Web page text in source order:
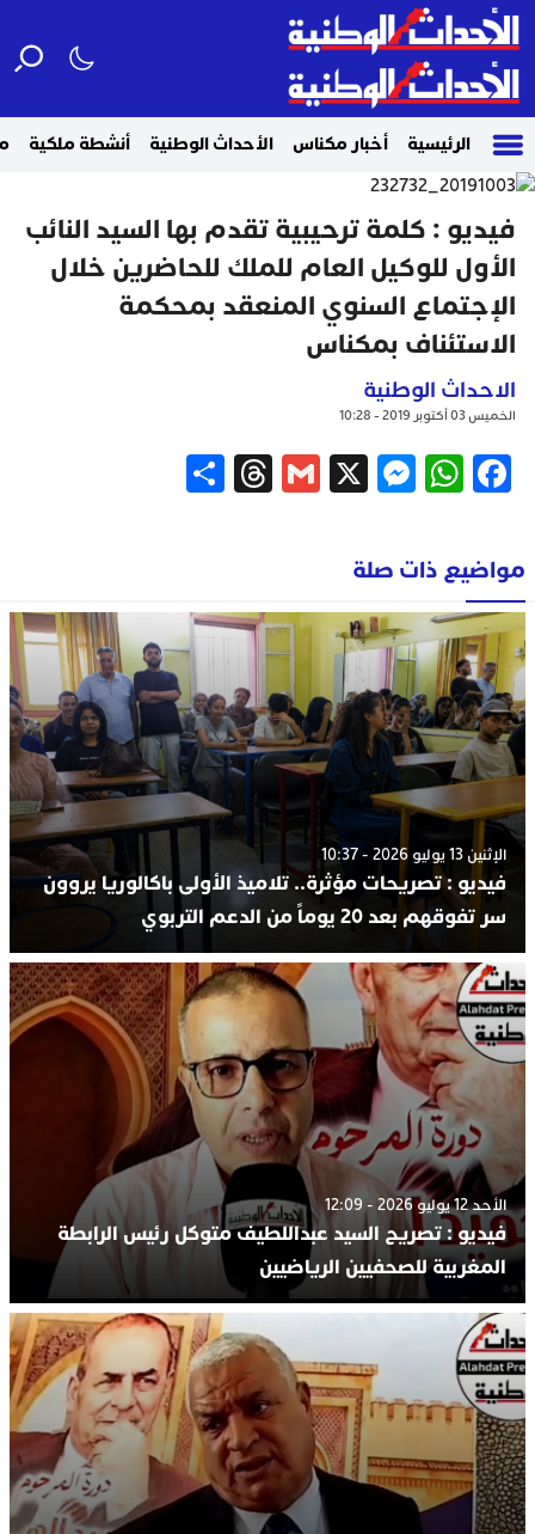
الرئيسية أخبار مكناس الأحداث الوطنية أنشطة ملكية
فيديو : كلمة ترحيبية تقدم بها السيد النائب
الأول للوكيل العام للملك للحاضرين خلال
الإجتماع السنوي المنعقد بمحكمة
الاستئناف بمكناس
الاحداث الوطنية
الخميس 03 أكتوبر 2019 - 10:28
Facebook
WhatsApp
Messenger
X
Gmail
Threads
مواضيع ذات صلة
الإثنين 13 يوليو 2026 - 10:37
فيديو : تصريحات مؤثرة.. تلاميذ الأولى باكالوريا يروون
سر تفوقهم بعد 20 يوماً من الدعم التربوي
الأحد 12 يوليو 2026 - 12:09
فيديو : تصريح السيد عبداللطيف متوكل رئيس الرابطة
المغربية للصحفيين الرياضيين